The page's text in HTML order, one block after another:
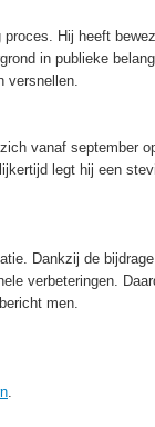
Hij heeft
in publieke
versnellen.
vanaf september
legt hij een
Dankzij de
verbeteringen.
men.